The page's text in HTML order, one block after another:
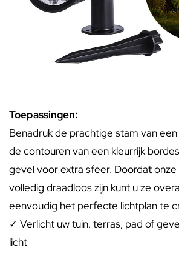
Toepassingen:
Benadruk de prachtige stam van
de contouren van een kleurrijk
gevel voor extra sfeer. Doordat
volledig draadloos zijn kunt u ze
eenvoudig het perfecte lichtplan te
✓ Verlicht uw tuin, terras, pad of
licht